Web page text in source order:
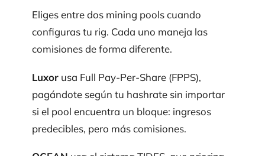
Eliges entre dos mining pools cuando
configuras tu rig. Cada uno maneja las
comisiones de forma diferente.
Luxor usa Full Pay-Per-Share (FPPS),
pagándote según tu hashrate sin importar
si el pool encuentra un bloque: ingresos
predecibles, pero más comisiones.